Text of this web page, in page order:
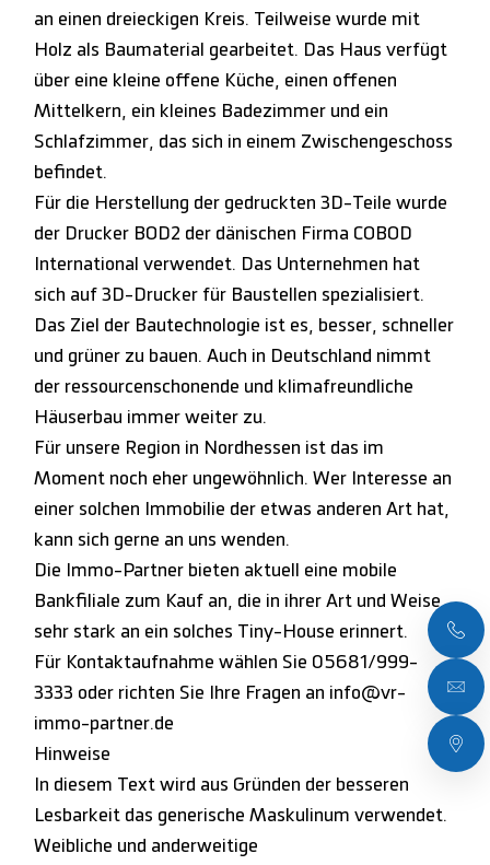
an einen dreieckigen Kreis. Teilweise wurde mit
Holz als Baumaterial gearbeitet. Das Haus verfügt
über eine kleine offene Küche, einen offenen
Mittelkern, ein kleines Badezimmer und ein
Schlafzimmer, das sich in einem Zwischengeschoss
befindet.
Für die Herstellung der gedruckten 3D-Teile wurde
der Drucker BOD2 der dänischen Firma COBOD
International verwendet. Das Unternehmen hat
sich auf 3D-Drucker für Baustellen spezialisiert.
Das Ziel der Bautechnologie ist es, besser, schneller
und grüner zu bauen. Auch in Deutschland nimmt
der ressourcenschonende und klimafreundliche
Häuserbau immer weiter zu.
Für unsere Region in Nordhessen ist das im
Moment noch eher ungewöhnlich. Wer Interesse an
einer solchen Immobilie der etwas anderen Art hat,
kann sich gerne an uns wenden.
Die Immo-Partner bieten aktuell eine mobile
Bankfiliale zum Kauf an, die in ihrer Art und Weise
sehr stark an ein solches Tiny-House erinnert.
Für Kontaktaufnahme wählen Sie 05681/999-
3333 oder richten Sie Ihre Fragen an info@vr-
immo-partner.de
Hinweise
In diesem Text wird aus Gründen der besseren
Lesbarkeit das generische Maskulinum verwendet.
Weibliche und anderweitige